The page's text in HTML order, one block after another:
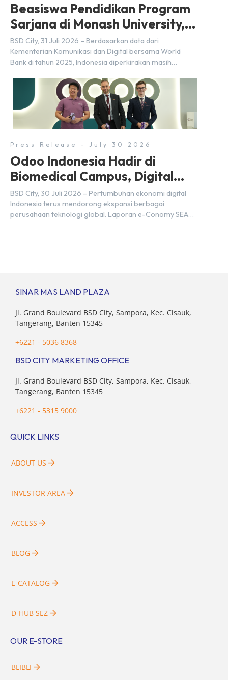
Beasiswa Pendidikan Program
Sarjana di Monash University,
BSD City
BSD City, 31 Juli 2026 – Berdasarkan data dari
Kementerian Komunikasi dan Digital bersama World
Bank di tahun 2025, Indonesia diperkirakan masih
2030 atau setara dengan 600 ribu tenaga digital baru
setiap tahunnya untuk mendukung percepatan
transformasi digital di berbagai sektor strategis.
Kebutuhan tersebut menjadikan pengembangan sumber
daya […]
Press Release - July 30 2026
Odoo Indonesia Hadir di
Biomedical Campus, Digital
Hub, BSD City
BSD City, 30 Juli 2026 – Pertumbuhan ekonomi digital
Indonesia terus mendorong ekspansi berbagai
perusahaan teknologi global. Laporan e-Conomy SEA
SINAR MAS LAND PLAZA
Jl. Grand Boulevard BSD City, Sampora, Kec. Cisauk,
Tangerang, Banten 15345
+6221 - 5036 8368
BSD CITY MARKETING OFFICE
Jl. Grand Boulevard BSD City, Sampora, Kec. Cisauk,
Tangerang, Banten 15345
+6221 - 5315 9000
QUICK LINKS
ABOUT US
INVESTOR AREA
ACCESS
BLOG
E-CATALOG
D-HUB SEZ
OUR E-STORE
BLIBLI